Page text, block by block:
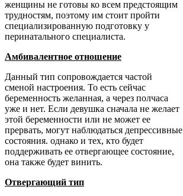
женщины не готовы ко всем предстоящим
трудностям, поэтому им стоит пройти
специализированную подготовку у
перинатального специалиста.
Амбивалентное отношение
Данный тип сопровождается частой
сменой настроения. То есть сейчас
беременность желанная, а через полчаса
уже и нет. Если девушка сначала не желает
этой беременности или не может ее
прервать, могут наблюдаться депрессивные
состояния. однако и тех, кто будет
поддерживать ее отвергающее состояние,
она также будет винить.
Отвергающий тип